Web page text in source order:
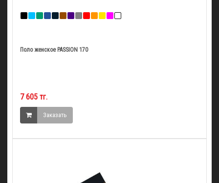
Поло женское PASSION 170
7 605 тг.
Заказать